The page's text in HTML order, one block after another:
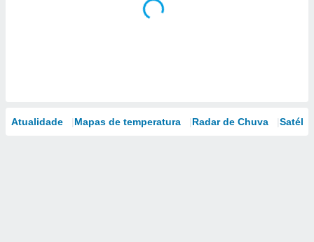
Atualidade Mapas de temperatura Radar de Chuva